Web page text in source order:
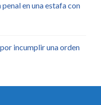
en una estafa con
incumplir una orden